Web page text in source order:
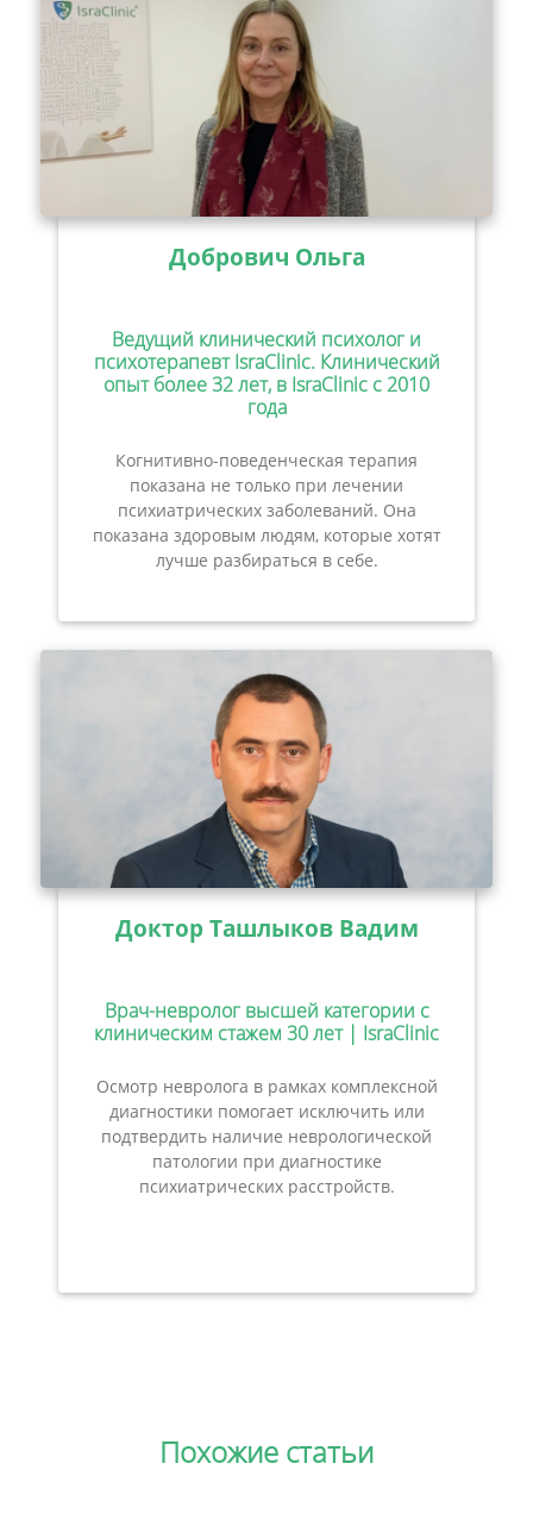
Добрович Ольга
Ведущий клинический психолог и
психотерапевт IsraClinic. Клинический
опыт более 32 лет, в IsraClinic с 2010
года
Когнитивно-поведенческая терапия
показана не только при лечении
психиатрических заболеваний. Она
показана здоровым людям, которые хотят
лучше разбираться в себе.
Доктор Ташлыков Вадим
Врач-невролог высшей категории с
клиническим стажем 30 лет | IsraClinic
Осмотр невролога в рамках комплексной
диагностики помогает исключить или
подтвердить наличие неврологической
патологии при диагностике
психиатрических расстройств.
Похожие статьи